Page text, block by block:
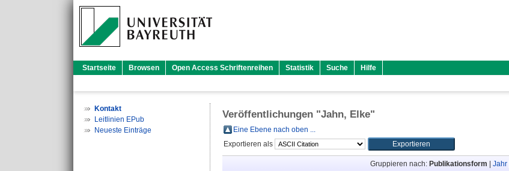
Startseite Browsen Open Access Schriftenreihen Statistik Suche Hilfe
Kontakt
Leitlinien EPub
Neueste Einträge
Veröffentlichungen "Jahn, Elke"
Eine Ebene nach oben ...
Exportieren als
Gruppieren nach: Publikationsform Jahr|